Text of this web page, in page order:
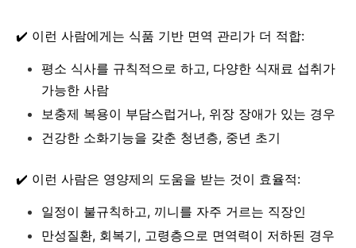
✔️ 이런 사람에게는 식품 기반 면역 관리가 더 적합:
평소 식사를 규칙적으로 하고, 다양한 식재료 섭취가
가능한 사람
보충제 복용이 부담스럽거나, 위장 장애가 있는 경우
건강한 소화기능을 갖춘 청년층, 중년 초기
✔️ 이런 사람은 영양제의 도움을 받는 것이 효율적:
일정이 불규칙하고, 끼니를 자주 거르는 직장인
만성질환, 회복기, 고령층으로 면역력이 저하된 경우